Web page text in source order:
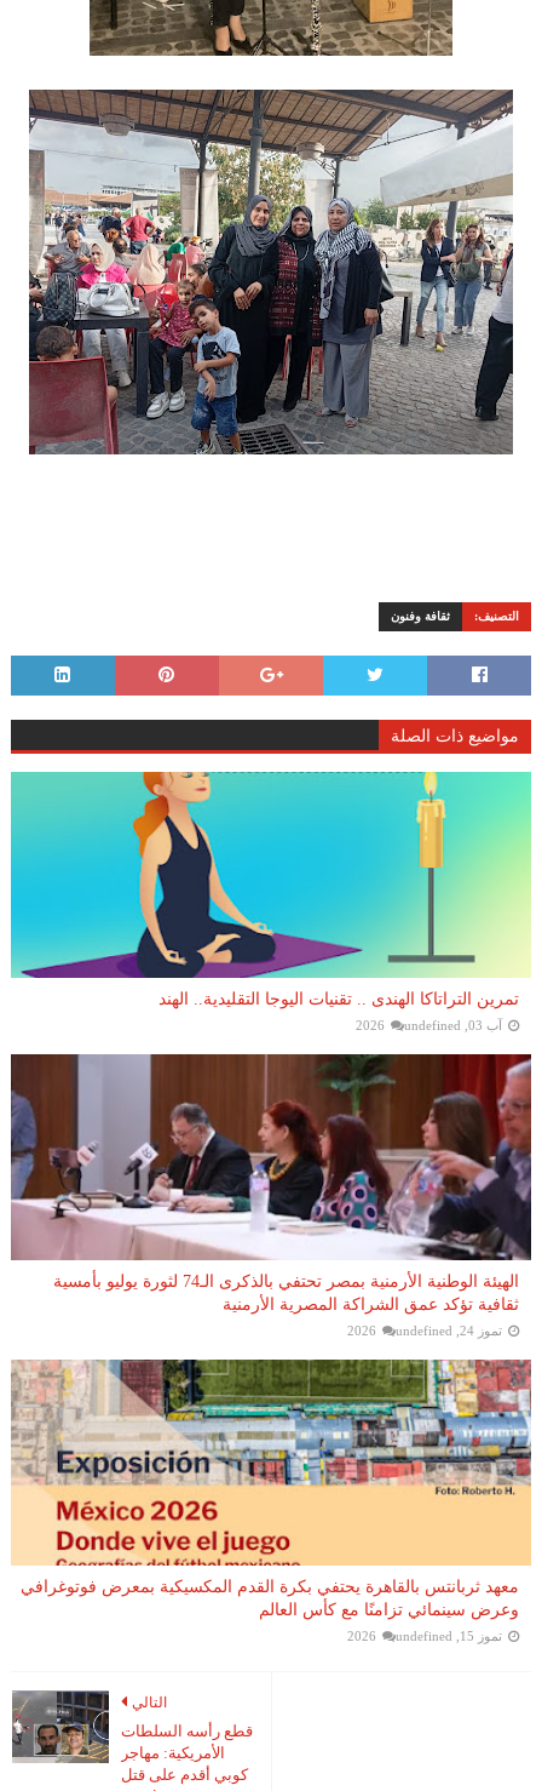
التصنيف: ثقافة وفنون
مواضيع ذات الصلة
تمرين التراتاكا الهندى .. تقنيات اليوجا التقليدية.. الهند
آب 03, 2026 undefined
الهيئة الوطنية الأرمنية بمصر تحتفي بالذكرى الـ74 لثورة يوليو بأمسية
ثقافية تؤكد عمق الشراكة المصرية الأرمنية
تموز 24, 2026 undefined
معهد ثربانتس بالقاهرة يحتفي بكرة القدم المكسيكية بمعرض فوتوغرافي
وعرض سينمائي تزامنًا مع كأس العالم
تموز 15, 2026 undefined
التالي
قطع رأسه السلطات
الأمريكية: مهاجر
كوبي أقدم على قتل